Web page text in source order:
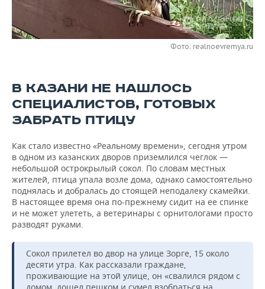
НЕФТЕХИМИЯ
НЕФТЬ
ЭНЕРГЕТИКА
РОЗНИЧНАЯ ТОРГОВЛЯ
НОВОСТИ ТЕХНОЛОГИЙ
ТЕЛЕКОММУНИКАЦИИ
МЕРОПРИЯТИЯ
БИЗНЕС-БРАНЧИ
ОТКРЫТАЯ ЛЕКЦИЯ
ФУТБОЛ
БАСКЕТБОЛ
ВОЛЕЙБОЛ
КИБЕРСПОРТ
ФИГУРНОЕ КАТАНИЕ
ВОДНЫЕ ВИДЫ СПОРТА
НОВОСТИ ОБЩЕСТВА
ИНФРАСТРУКТУРА
ИСТОРИЯ
КУЛЬТУРА
МЕДИЦИНА
ОБРАЗОВАНИЕ
ФОТОГАЛЕРЕЯ
СПРАВОЧНИК
СПИСОК ПЕРСОН
СПИСОК КОМПАНИЙ
ПОЛНАЯ ВЕРСИЯ
Фото: realnoevremya.ru
В КАЗАНИ НЕ НАШЛОСЬ
СПЕЦИАЛИСТОВ, ГОТОВЫХ
ЗАБРАТЬ ПТИЦУ
Как стало известно «Реальному времени», сегодня утром
в одном из казанских дворов приземлился чеглок —
небольшой острокрылый сокол. По словам местных
жителей, птица упала возле дома, однако самостоятельно
поднялась и добралась до стоящей неподалеку скамейки.
В настоящее время она по-прежнему сидит на ее спинке
и не может улететь, а ветеринары с орнитологами просто
разводят руками.
Сокол прилетел во двор на улице Зорге, 15 около
десяти утра. Как рассказали граждане,
проживающие на этой улице, он «свалился рядом с